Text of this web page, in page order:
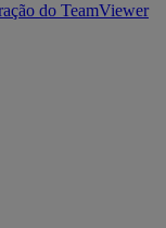
do TeamViewer